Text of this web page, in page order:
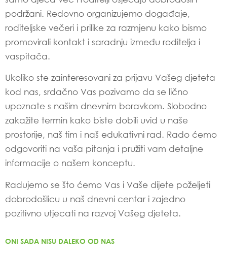
podržani. Redovno organizujemo događaje,
roditeljske večeri i prilike za razmjenu kako bismo
promovirali kontakt i saradnju između roditelja i
vaspitača.
Ukoliko ste zainteresovani za prijavu Vašeg djeteta
kod nas, srdačno Vas pozivamo da se lično
upoznate s našim dnevnim boravkom. Slobodno
zakažite termin kako biste dobili uvid u naše
prostorije, naš tim i naš edukativni rad. Rado ćemo
odgovoriti na vaša pitanja i pružiti vam detaljne
informacije o našem konceptu.
Radujemo se što ćemo Vas i Vaše dijete poželjeti
dobrodošlicu u naš dnevni centar i zajedno
pozitivno utjecati na razvoj Vašeg djeteta.
ONI SADA NISU DALEKO OD NAS